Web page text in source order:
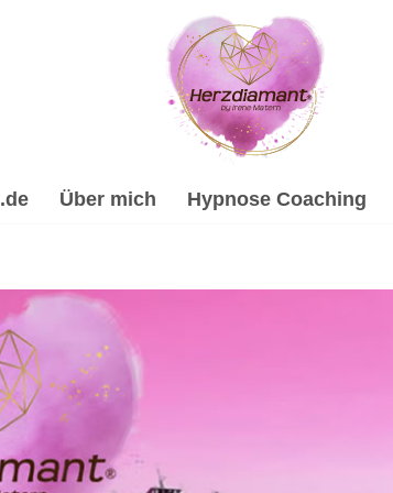
Über mich Hypnose Coaching
Psychologische Beratung,
& Trauerhilfe, ✔️ Energiearbeit &
Hypnose-Coach & psychologische